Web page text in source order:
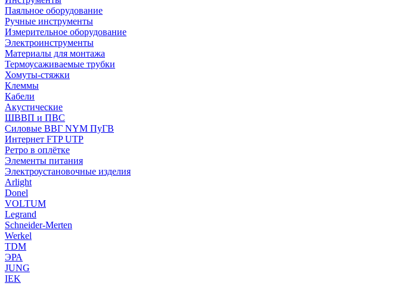
Паяльное оборудование
Ручные инструменты
Измерительное оборудование
Электроинструменты
Материалы для монтажа
Термоусаживаемые трубки
Хомуты-стяжки
Клеммы
Кабели
Акустические
ШВВП и ПВС
Силовые ВВГ NYM ПуГВ
Интернет FTP UTP
Ретро в оплётке
Элементы питания
Электроустановочные изделия
Arlight
Donel
VOLTUM
Legrand
Schneider-Merten
Werkel
TDM
ЭРА
JUNG
IEK